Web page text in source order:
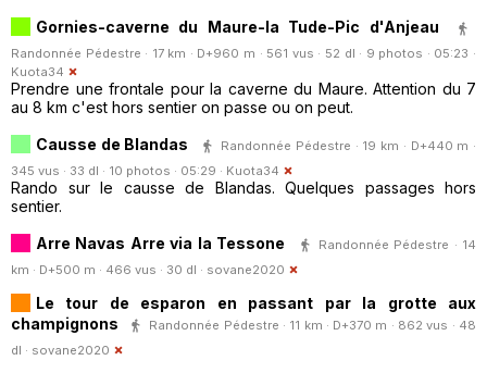
Gornies-caverne du Maure-la Tude-Pic d'Anjeau
Randonnée Pédestre · 17 km · D+960 m · 561 vus · 52 dl · 9 photos · 05:23 ·
Kuota34
Prendre une frontale pour la caverne du Maure. Attention du 7
au 8 km c'est hors sentier on passe ou on peut.
Causse de Blandas
Randonnée Pédestre · 19 km · D+440 m ·
345 vus · 33 dl · 10 photos · 05:29 · Kuota34
Rando sur le causse de Blandas. Quelques passages hors
sentier.
Arre Navas Arre via la Tessone
Randonnée Pédestre · 14
km · D+500 m · 466 vus · 30 dl · sovane2020
Le tour de esparon en passant par la grotte aux
champignons
Randonnée Pédestre · 11 km · D+370 m · 862 vus · 48
dl · sovane2020